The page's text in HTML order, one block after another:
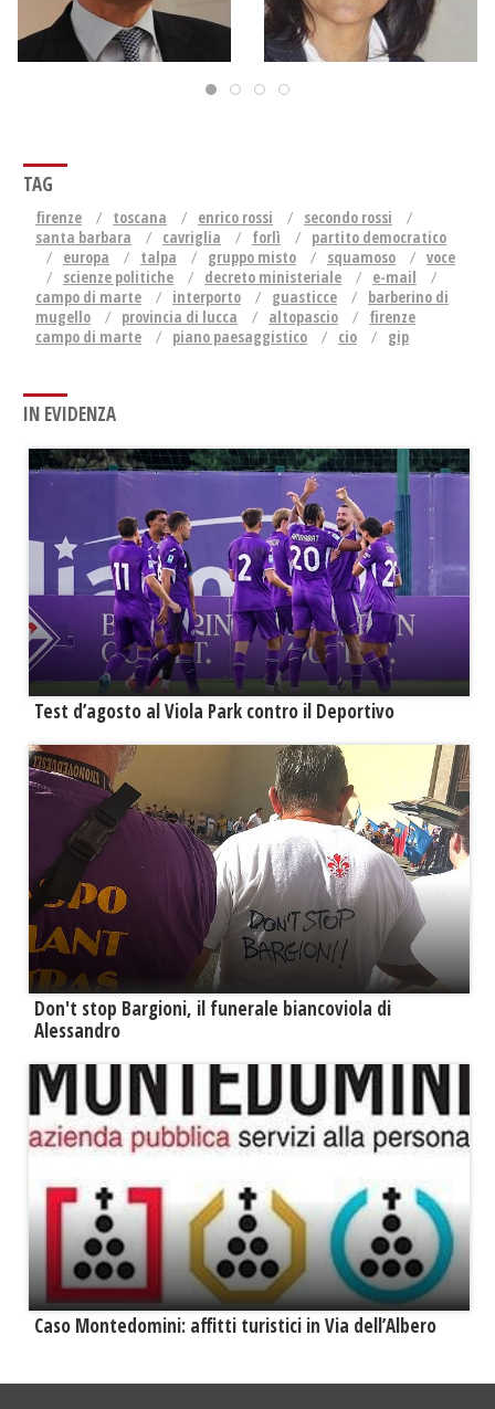
TAG
firenze toscana enrico rossi
secondo rossi
santa barbara
cavriglia forlì
partito democratico
europa
talpa gruppo misto squamoso
voce
scienze politiche
decreto ministeriale
e-mail
campo di marte
interporto guasticce
barberino di
mugello
provincia di lucca altopascio
firenze
campo di marte
piano paesaggistico cio gip
IN EVIDENZA
Test d’agosto al Viola Park contro il Deportivo
Don't stop Bargioni, il funerale biancoviola di
Alessandro
Caso Montedomini: affitti turistici in Via dell’Albero